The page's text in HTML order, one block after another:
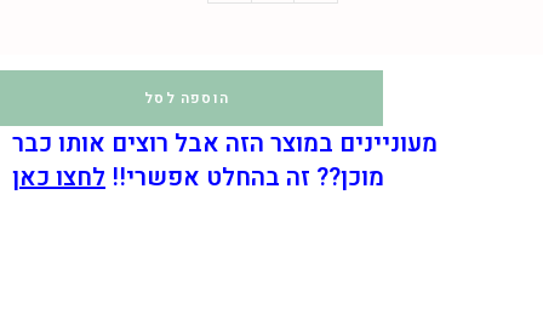
הוספה לסל
מעוניינים במוצר הזה אבל רוצים אותו כבר
מוכן??זה בהחלט אפשרי!!לחצו כאן